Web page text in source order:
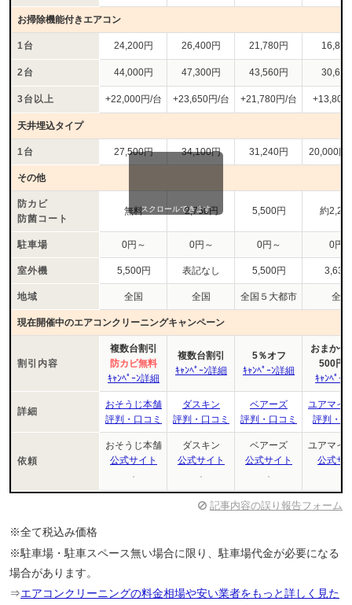
お掃除機能付きエアコン
1台 24,200円 26,400円 21,780円
2台 44,000円 47,300円 43,560円
3台以上 +22,000円/台 +23,650円/台 +21,780円/台 +13,800
天井埋込タイプ
1台 27,500円 34,100円 31,240円 20,000円
その他
防カビ
防菌コート
無料 2,750円 5,500円 約
駐車場 0円～ 0円～ 0円～ 0円
室外機 5,500円 表記なし 5,500円 3,630
地域 全国 全国 全国５大都市 全国
現在開催中のエアコンクリーニングキャンペーン
割引内容
複数台割引
防カビ無料
ｷｬﾝﾍﾟｰﾝ詳細
複数台割引
ｷｬﾝﾍﾟｰﾝ詳細
5％オフ
ｷｬﾝﾍﾟｰﾝ詳細
おまかせ
500円
ｷｬﾝﾍﾟｰﾝ
詳細
おそうじ本舗
評判・口コミ
ダスキン
評判・口コミ
ベアーズ
評判・口コミ
ユアマイ
評判・
依頼
おそうじ本舗
公式サイト
ダスキン
公式サイト
ベアーズ
公式サイト
ユアマイ
公式サ
スクロールできます
記事内容の誤り報告フォーム
※全て税込み価格
※駐車場・駐車スペース無い場合に限り、駐車場代金が必要になる
場合があります。
⇒エアコンクリーニングの料金相場や安い業者をもっと詳しく見た